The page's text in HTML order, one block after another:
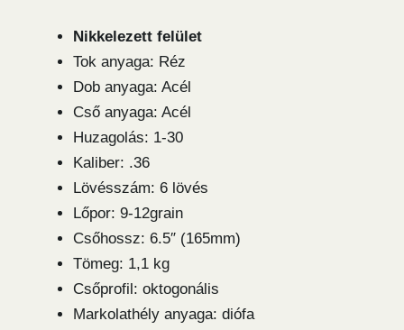
900 Ft.
Nikkelezett felület
Tok anyaga: Réz
Dob anyaga: Acél
Cső anyaga: Acél
Huzagolás: 1-30
Kaliber: .36
Lövésszám: 6 lövés
Lőpor: 9-12grain
Csőhossz: 6.5″ (165mm)
Tömeg: 1,1 kg
Csőprofil: oktogonális
Markolathély anyaga: diófa